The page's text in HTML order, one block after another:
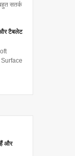
सतर्क
टैबलेट
और